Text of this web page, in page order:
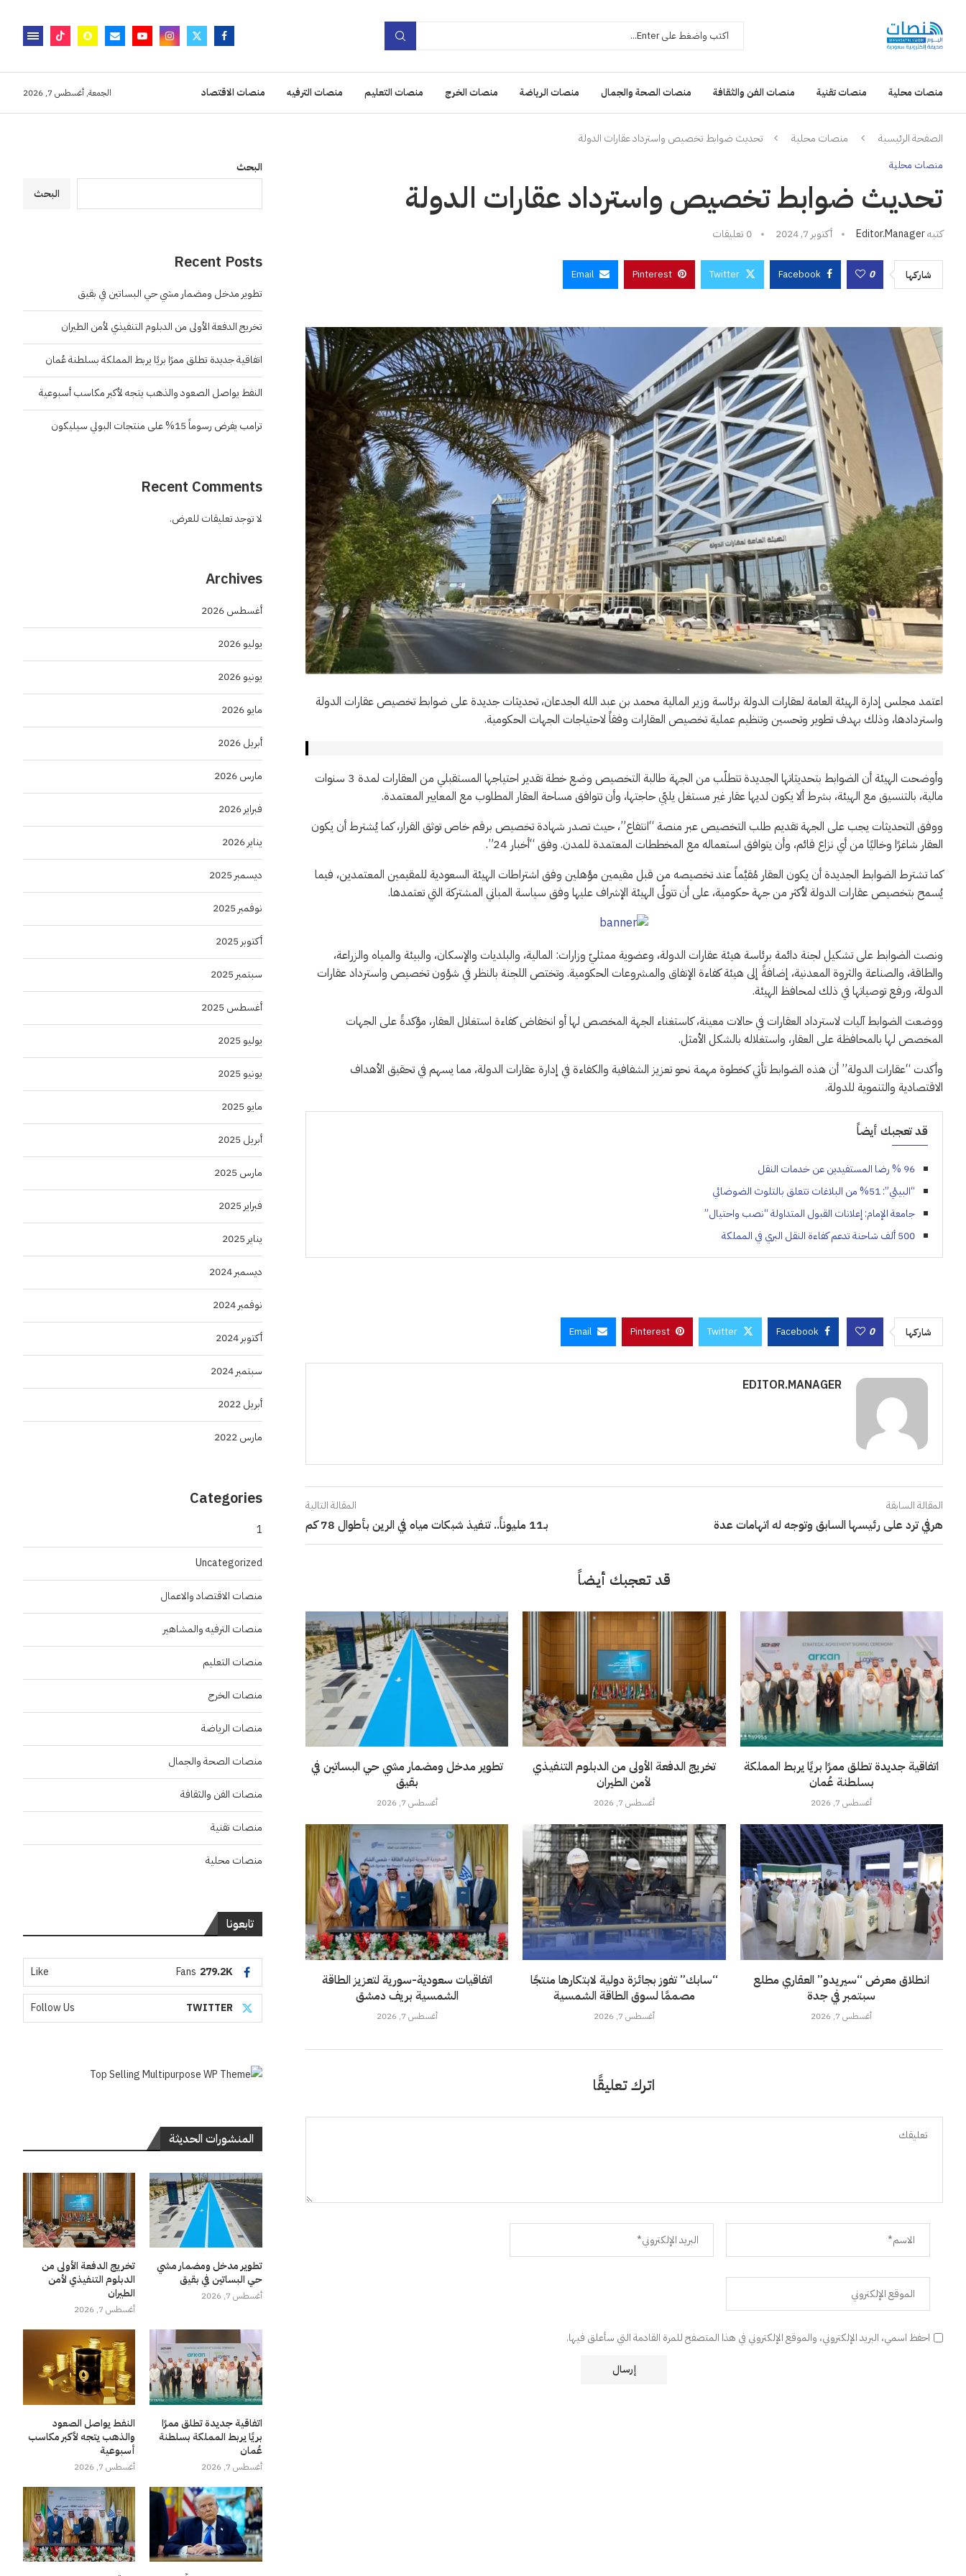
منصات محلية منصات تقنية منصات الفن والثقافة منصات الصحة والجمال منصات الرياضة منصات الخرج منصات التعليم منصات الترفيه منصات الاقتصاد الجمعة, أغسطس 7, 2026
الصفحة الرئيسية منصات محلية تحديث ضوابط تخصيص واسترداد عقارات الدولة
منصات محلية
تحديث ضوابط تخصيص واسترداد عقارات الدولة
كتبهEditor.manager أكتوبر 7, 2024 0 تعليقات
شاركها 0
Facebook
Twitter
Pinterest
Email
اعتمد مجلس إدارة الهيئة العامة لعقارات الدولة برئاسة وزير المالية محمد بن عبد الله الجدعان، تحديثات جديدة على ضوابط تخصيص عقارات الدولة
واستردادها، وذلك بهدف تطوير وتحسين وتنظيم عملية تخصيص العقارات وفقاً لاحتياجات الجهات الحكومية.
وأوضحت الهيئة أن الضوابط بتحديثاتها الجديدة تتطلّب من الجهة طالبة التخصيص وضع خطة تقدير احتياجها المستقبلي من العقارات لمدة 3 سنوات
مالية، بالتنسيق مع الهيئة، بشرط ألا يكون لديها عقار غير مستغل يلبّي حاجتها، وأن تتوافق مساحة العقار المطلوب مع المعايير المعتمدة.
ووفق التحديثات يجب على الجهة تقديم طلب التخصيص عبر منصة “انتفاع”، حيث تصدر شهادة تخصيص برقم خاص توثق القرار، كما يُشترط أن يكون
العقار شاغرًا وخاليًا من أي نزاع قائم، وأن يتوافق استعماله مع المخططات المعتمدة للمدن. وفق “أخبار 24”.
كما تشترط الضوابط الجديدة أن يكون العقار مُقيَّماً عند تخصيصه من قبل مقيمين مؤهلين وفق اشتراطات الهيئة السعودية للمقيمين المعتمدين، فيما
يُسمح بتخصيص عقارات الدولة لأكثر من جهة حكومية، على أن تتولّى الهيئة الإشراف عليها وفق سياسة المباني المشتركة التي تعتمدها.
ونصت الضوابط على تشكيل لجنة دائمة برئاسة هيئة عقارات الدولة، وعضوية ممثليّ وزارات: المالية، والبلديات والإسكان، والبيئة والمياه والزراعة،
والطاقة، والصناعة والثروة المعدنية، إضافةً إلى هيئة كفاءة الإنفاق والمشروعات الحكومية. وتختص اللجنة بالنظر في شؤون تخصيص واسترداد عقارات
الدولة، ورفع توصياتها في ذلك لمحافظ الهيئة.
ووضعت الضوابط آليات لاسترداد العقارات في حالات معينة، كاستغناء الجهة المخصص لها أو انخفاض كفاءة استغلال العقار، مؤكدةً على الجهات
المخصص لها بالمحافظة على العقار، واستغلاله بالشكل الأمثل.
وأكدت “عقارات الدولة” أن هذه الضوابط تأتي كخطوة مهمة نحو تعزيز الشفافية والكفاءة في إدارة عقارات الدولة، مما يسهم في تحقيق الأهداف
الاقتصادية والتنموية للدولة.
قد تعجبك أيضاً
96 % رضا المستفيدين عن خدمات النقل
“البيئي”: 51% من البلاغات تتعلق بالتلوث الضوضائي
جامعة الإمام: إعلانات القبول المتداولة “نصب واحتيال”
500 ألف شاحنة تدعم كفاءة النقل البري في المملكة
شاركها 0
Facebook
Twitter
Pinterest
Email
EDITOR.MANAGER
المقالة السابقة
هرفي ترد على رئيسها السابق وتوجه له اتهامات عدة
المقالة التالية
بـ11 مليوناً.. تنفيذ شبكات مياه في الرين بأطوال 78 كم
قد تعجبك أيضاً
تطوير مدخل ومضمار مشي حي البساتين في
بقيق
أغسطس 7, 2026
تخريج الدفعة الأولى من الدبلوم التنفيذي
لأمن الطيران
أغسطس 7, 2026
اتفاقية جديدة تطلق ممرًا بريًا يربط المملكة
بسلطنة عُمان
أغسطس 7, 2026
اتفاقيات سعودية-سورية لتعزيز الطاقة
الشمسية بريف دمشق
أغسطس 7, 2026
“سابك” تفوز بجائزة دولية لابتكارها منتجًا
مصممًا لسوق الطاقة الشمسية
أغسطس 7, 2026
انطلاق معرض “سيريدو” العقاري مطلع
سبتمبر في جدة
أغسطس 7, 2026
اترك تعليقًا
احفظ اسمي، البريد الإلكتروني، والموقع الإلكتروني في هذا المتصفح للمرة القادمة التي سأعلق فيها.
البحث
البحث
Recent Posts
تطوير مدخل ومضمار مشي حي البساتين في بقيق
تخريج الدفعة الأولى من الدبلوم التنفيذي لأمن الطيران
اتفاقية جديدة تطلق ممرًا بريًا يربط المملكة بسلطنة عُمان
النفط يواصل الصعود والذهب يتجه لأكبر مكاسب أسبوعية
ترامب يفرض رسوماً 15% على منتجات البولي سيليكون
Recent Comments
لا توجد تعليقات للعرض.
Archives
أغسطس 2026
يوليو 2026
يونيو 2026
مايو 2026
أبريل 2026
مارس 2026
فبراير 2026
يناير 2026
ديسمبر 2025
نوفمبر 2025
أكتوبر 2025
سبتمبر 2025
أغسطس 2025
يوليو 2025
يونيو 2025
مايو 2025
أبريل 2025
مارس 2025
فبراير 2025
يناير 2025
ديسمبر 2024
نوفمبر 2024
أكتوبر 2024
سبتمبر 2024
أبريل 2022
مارس 2022
Categories
1
Uncategorized
منصات الاقتصاد والاعمال
منصات الترفيه والمشاهير
منصات التعليم
منصات الخرج
منصات الرياضة
منصات الصحة والجمال
منصات الفن والثقافة
منصات تقنية
منصات محلية
تابعونا
279.2K
Fans
Like
TWITTER
Follow Us
المنشورات الحديثة
تطوير مدخل ومضمار مشي
حي البساتين في بقيق
أغسطس 7, 2026
تخريج الدفعة الأولى من
الدبلوم التنفيذي لأمن
الطيران
أغسطس 7, 2026
اتفاقية جديدة تطلق ممرًا
بريًا يربط المملكة بسلطنة
عُمان
أغسطس 7, 2026
النفط يواصل الصعود
والذهب يتجه لأكبر مكاسب
أسبوعية
أغسطس 7, 2026